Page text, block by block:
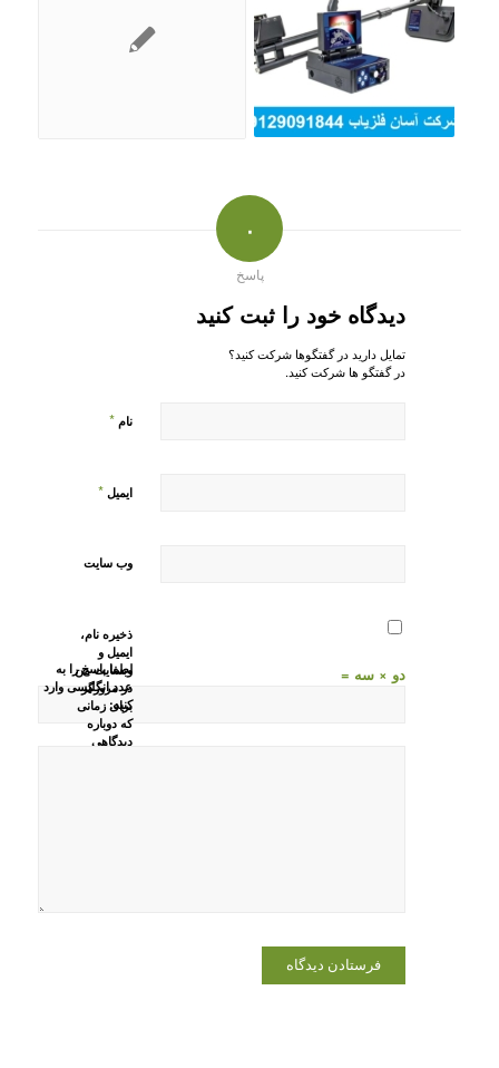
۰
پاسخ
دیدگاه خود را ثبت کنید
تمایل دارید در گفتگوها شرکت کنید؟
در گفتگو ها شرکت کنید.
نام *
ایمیل *
وب‌ سایت
ذخیره نام،
ایمیل و
وبسایت من
در مرورگر
برای زمانی
که دوباره
دیدگاهی
لطفا پاسخ را به
عدد انگلیسی وارد
کنید:
دو × سه =